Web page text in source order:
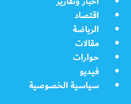
اقتصاد
الرياضة
مقالات
حوارات
فيديو
سياسية الخصوصية